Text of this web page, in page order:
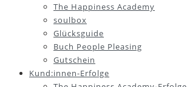
The Happiness Academy
soulbox
Glücksguide
Buch People Pleasing
Gutschein
Kund:innen-Erfolge